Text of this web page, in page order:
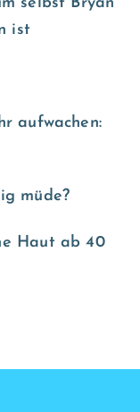
ist
aufwachen:
müde?
Haut ab 40